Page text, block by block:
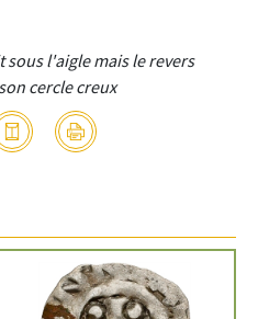
l'aigle mais le revers
cercle creux